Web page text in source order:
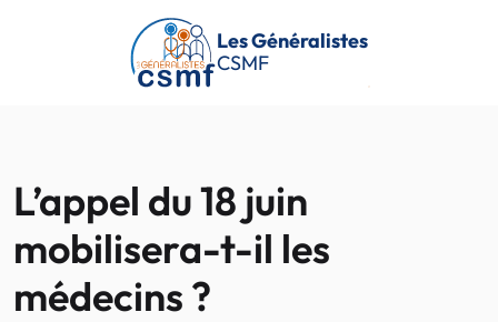
Passer au contenu principal
Les Généralistes
CSMF
L’appel du 18 juin
mobilisera-t-il les
médecins ?